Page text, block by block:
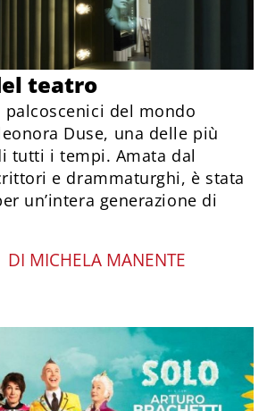
teatro
palcoscenici del mondo
Duse, una delle più
tutti i tempi. Amata dal
e drammaturghi, è stata
un’intera generazione di
DI MICHELA MANENTE